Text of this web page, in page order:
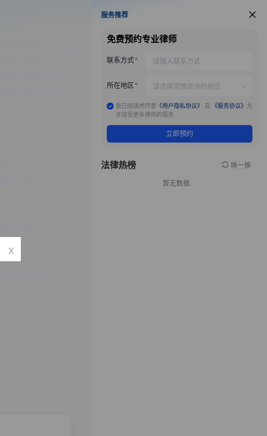
服务推荐
服务推荐
免费预约专业律师
联系方式
所在地区
我已阅读并同意 《用户隐私协议》 及 《服务协议》 允
许接受更多律师的服务
立即预约
法律热榜 换一换
暂无数据
x